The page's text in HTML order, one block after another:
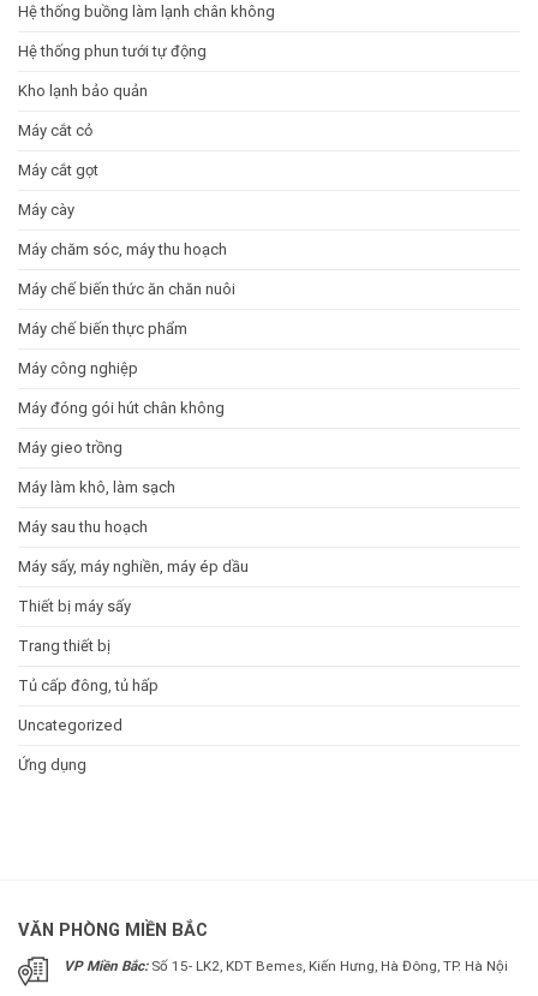
Hệ thống buồng làm lạnh chân không
Hệ thống phun tưới tự động
Kho lạnh bảo quản
Máy cắt cỏ
Máy cắt gọt
Máy cày
Máy chăm sóc, máy thu hoạch
Máy chế biến thức ăn chăn nuôi
Máy chế biến thực phẩm
Máy công nghiệp
Máy đóng gói hút chân không
Máy gieo trồng
Máy làm khô, làm sạch
Máy sau thu hoạch
Máy sấy, máy nghiền, máy ép dầu
Thiết bị máy sấy
Trang thiết bị
Tủ cấp đông, tủ hấp
Uncategorized
Ứng dụng
VĂN PHÒNG MIỀN BẮC
VP Miền Bắc:Số 15- LK2, KDT Bemes, Kiến Hưng, Hà Đông, TP. Hà Nội